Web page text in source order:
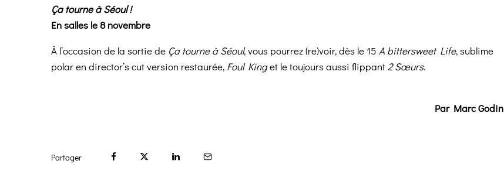
Ça tourne à Séoul !
En salles le 8 novembre
À l’occasion de la sortie de Ça tourne à Séoul, vous pourrez (re)voir, dès le 15 A bittersweet Life, sublime
polar en director’s cut version restaurée, Foul Kinget le toujours aussi flippant2 Sœurs.
Par Marc Godin
Partager